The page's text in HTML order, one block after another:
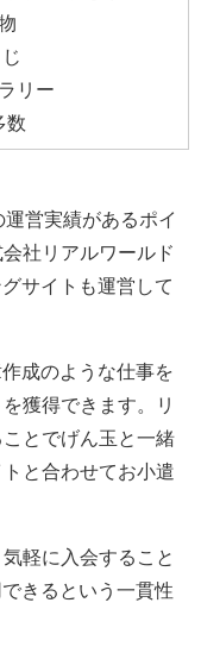
リー
数
営実績があるポイ
社リアルワールド
サイトも運営して
成のような仕事を
獲得できます。リ
とでげん玉と一緒
と合わせてお小遣
軽に入会すること
きるという一貫性